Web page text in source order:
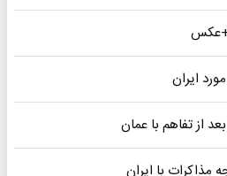
ایران
از تفاهم با عمان
با ایران